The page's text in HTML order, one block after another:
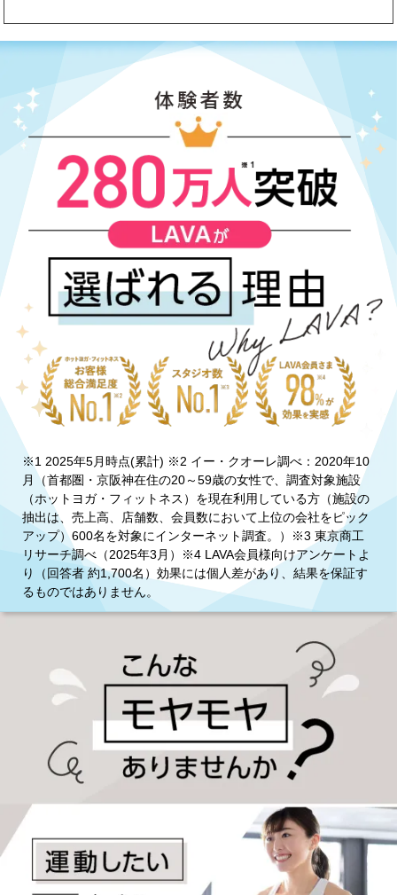
※1 2025年5月時点(累計) ※2 イー・クオーレ調べ：2020年10
月（首都圏・京阪神在住の20～59歳の女性で、調査対象施設
（ホットヨガ・フィットネス）を現在利用している方（施設の
抽出は、売上高、店舗数、会員数において上位の会社をピック
アップ）600名を対象にインターネット調査。）※3 東京商工
リサーチ調べ（2025年3月）※4 LAVA会員様向けアンケートよ
り（回答者 約1,700名）効果には個人差があり、結果を保証す
るものではありません。